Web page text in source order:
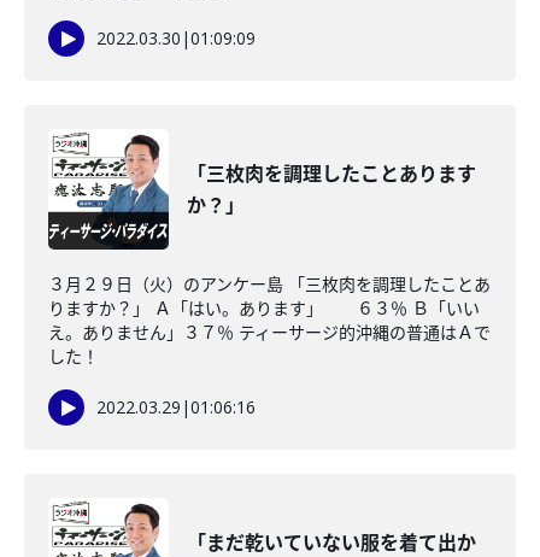
2022.03.30 |01:09:09
「三枚肉を調理したことあります
か？」
３月２９日（火）のアンケー島 「三枚肉を調理したことあ
りますか？」 Ａ「はい。あります」 ６３％ Ｂ「いい
え。ありません」３７％ ティーサージ的沖縄の普通はＡで
した！
2022.03.29 |01:06:16
「まだ乾いていない服を着て出か